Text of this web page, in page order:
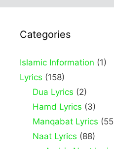
Categories
Islamic Information (1)
Lyrics (158)
Dua Lyrics (2)
Hamd Lyrics (3)
Manqabat Lyrics
Naat Lyrics (88)